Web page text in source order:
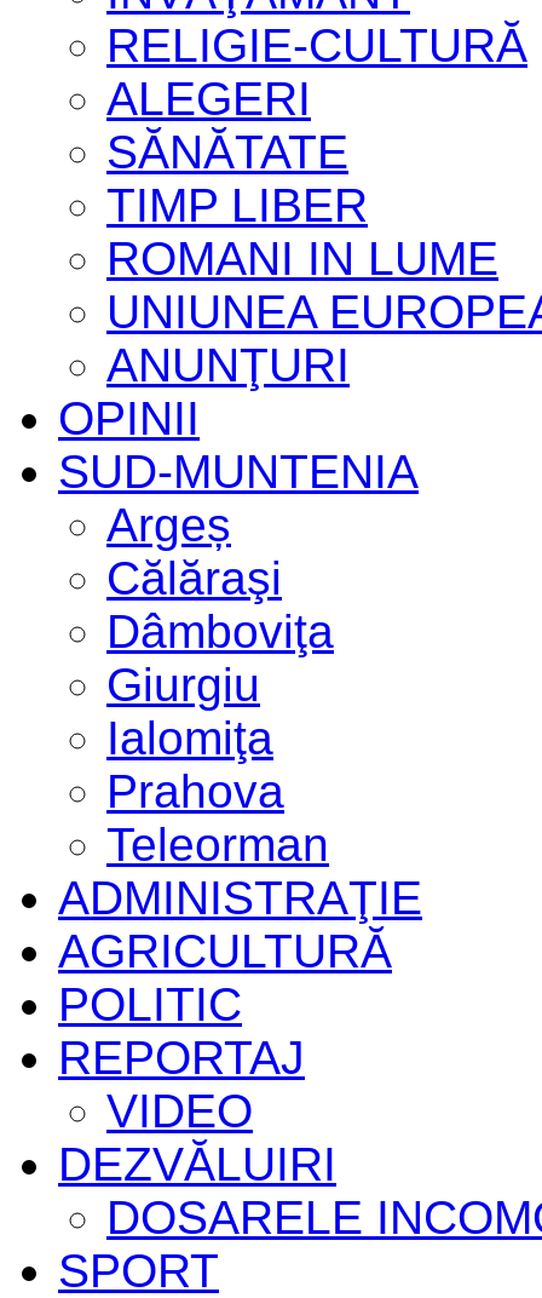
RELIGIE-CULTURĂ
ALEGERI
SĂNĂTATE
TIMP LIBER
ROMANI IN LUME
UNIUNEA
ANUNŢURI
OPINII
SUD-MUNTENIA
Argeș
Călăraşi
Dâmboviţa
Giurgiu
Ialomiţa
Prahova
Teleorman
ADMINISTRAŢIE
AGRICULTURĂ
POLITIC
REPORTAJ
VIDEO
DEZVĂLUIRI
DOSARELE
SPORT